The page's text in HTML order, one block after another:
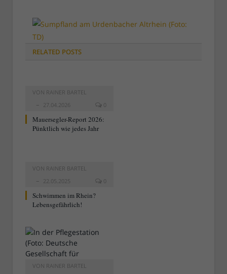
RELATED POSTS
VON RAINER BARTEL
27.04.2026
0
Mauersegler-Report 2026:
Pünktlich wie jedes Jahr
VON RAINER BARTEL
22.05.2025
0
Schwimmen im Rhein?
Lebensgefährlich!
VON RAINER BARTEL